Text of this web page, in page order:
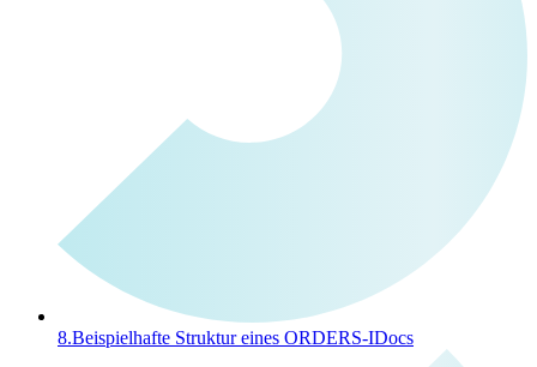
8.Beispielhafte Struktur eines ORDERS-IDocs